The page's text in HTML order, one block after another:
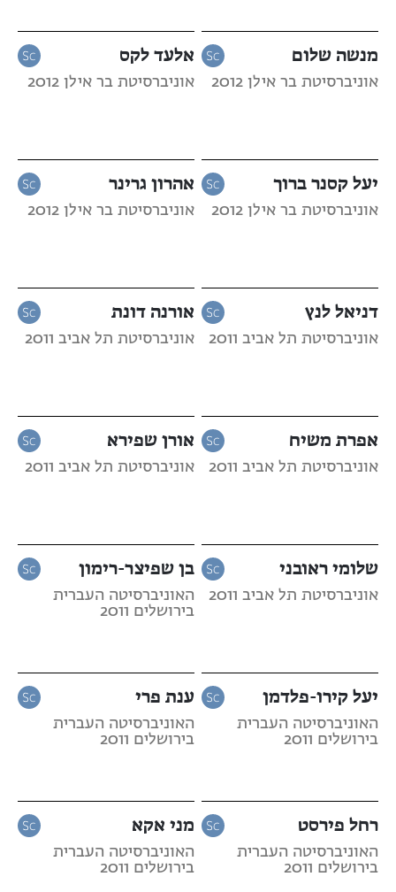
מנשה שלום
אוניברסיטת בר אילן 2012
אלעד לקס
אוניברסיטת בר אילן 2012
יעל קסנר ברוך
אוניברסיטת בר אילן 2012
אהרון גרינר
אוניברסיטת בר אילן 2012
דניאל לנץ
אוניברסיטת תל אביב 2011
אורנה דונת
אוניברסיטת תל אביב 2011
אפרת משיח
אוניברסיטת תל אביב 2011
אורן שפירא
אוניברסיטת תל אביב 2011
שלומי ראובני
אוניברסיטת תל אביב 2011
בן שפיצר-רימון
האוניברסיטה העברית
בירושלים 2011
יעל קירו-פלדמן
האוניברסיטה העברית
בירושלים 2011
ענת פרי
האוניברסיטה העברית
בירושלים 2011
רחל פירסט
האוניברסיטה העברית
בירושלים 2011
מני אקא
האוניברסיטה העברית
בירושלים 2011